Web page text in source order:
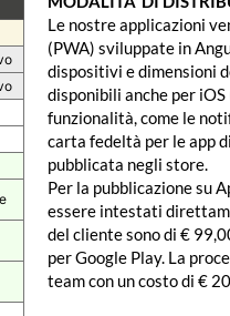
Le nostre applicazioni
(PWA) sviluppate in
dispositivi e dimensioni
disponibili anche per
funzionalità, come le
carta fedeltà per le app
pubblicata negli store.
Per la pubblicazione su
essere intestati
del cliente sono di €
per Google Play. La
team con un costo di €